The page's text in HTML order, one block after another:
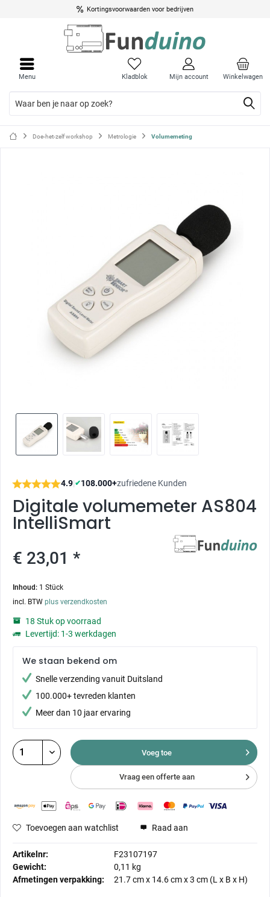
Kortingsvoorwaarden voor bedrijven
Winkelwagen
Kladblok Mijn account
Menu
Doe-het-zelf workshop Metrologie Volumemeting
4.9|✔108.000+zufriedene Kunden
Digitale volumemeter AS804
IntelliSmart
€ 23,01 *
Inhoud: 1 Stück
incl. BTW plus verzendkosten
18 Stuk op voorraad
Levertijd: 1-3 werkdagen
We staan bekend om
Snelle verzending vanuit Duitsland
100.000+ tevreden klanten
Meer dan 10 jaar ervaring
Voeg toe
Vraag een offerte aan
Toevoegen aan watchlist Raad aan
Artikelnr:
F23107197
Gewicht:
0,11 kg
Afmetingen verpakking:
21.7 cmx 14.6 cmx3 cm (L x B x H)